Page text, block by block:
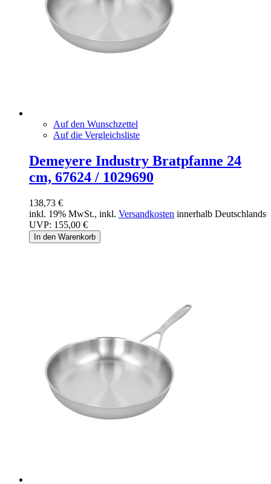
Auf den Wunschzettel
Auf die Vergleichsliste
Demeyere Industry Bratpfanne 24
cm, 67624 / 1029690
138,73 €
inkl. 19% MwSt., inkl. Versandkosten innerhalb Deutschlands
UVP: 155,00 €
In den Warenkorb